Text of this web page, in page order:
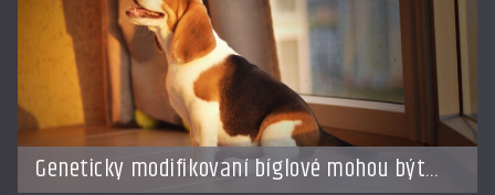
Geneticky modifikovaní bíglové mohou být